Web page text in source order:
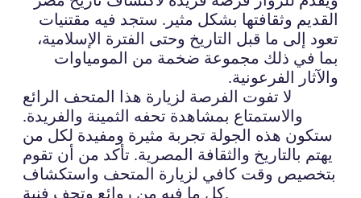
القديم وثقافتها بشكل مثير. ستجد فيه مقتنيات
تعود إلى ما قبل التاريخ وحتى الفترة الإسلامية،
بما في ذلك مجموعة ضخمة من المومياوات
والآثار الفرعونية.
لا تفوت الفرصة لزيارة هذا المتحف الرائع
والاستمتاع بمشاهدة تحفه الثمينة والفريدة.
ستكون هذه الجولة تجربة مثيرة ومفيدة لكل من
يهتم بالتاريخ والثقافة المصرية. تأكد من أن تقوم
بتخصيص وقت كافي لزيارة المتحف واستكشاف
كل ما فيه من روائع وتحف فنية.